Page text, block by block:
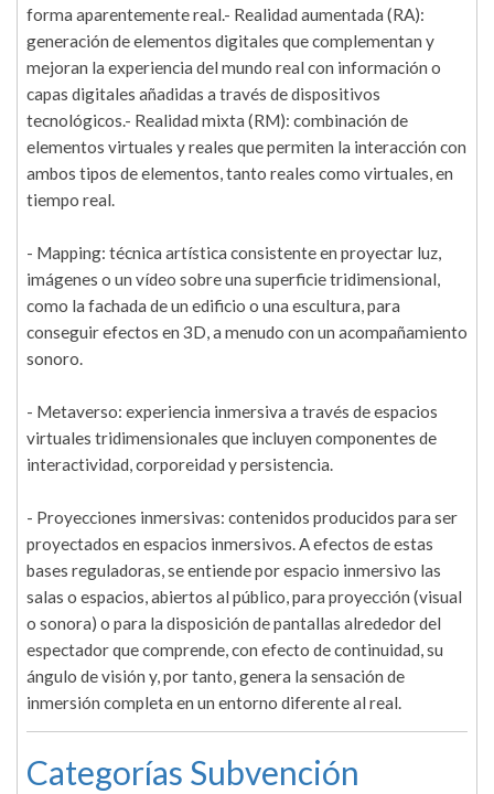
forma aparentemente real.- Realidad aumentada (RA):
generación de elementos digitales que complementan y
mejoran la experiencia del mundo real con información o
capas digitales añadidas a través de dispositivos
tecnológicos.- Realidad mixta (RM): combinación de
elementos virtuales y reales que permiten la interacción con
ambos tipos de elementos, tanto reales como virtuales, en
tiempo real.
- Mapping: técnica artística consistente en proyectar luz,
imágenes o un vídeo sobre una superficie tridimensional,
como la fachada de un edificio o una escultura, para
conseguir efectos en 3D, a menudo con un acompañamiento
sonoro.
- Metaverso: experiencia inmersiva a través de espacios
virtuales tridimensionales que incluyen componentes de
interactividad, corporeidad y persistencia.
- Proyecciones inmersivas: contenidos producidos para ser
proyectados en espacios inmersivos. A efectos de estas
bases reguladoras, se entiende por espacio inmersivo las
salas o espacios, abiertos al público, para proyección (visual
o sonora) o para la disposición de pantallas alrededor del
espectador que comprende, con efecto de continuidad, su
ángulo de visión y, por tanto, genera la sensación de
inmersión completa en un entorno diferente al real.
Categorías Subvención